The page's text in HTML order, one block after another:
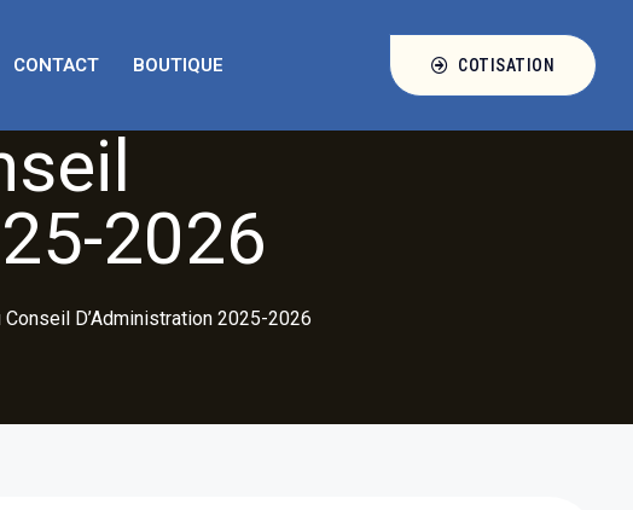
CONTACT BOUTIQUE COTISATION
2026
Conseil D’Administration 2025-2026